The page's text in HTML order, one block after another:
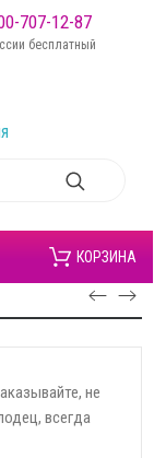
707-12-87
бесплатный
КОРЗИНА
Хочу
моего